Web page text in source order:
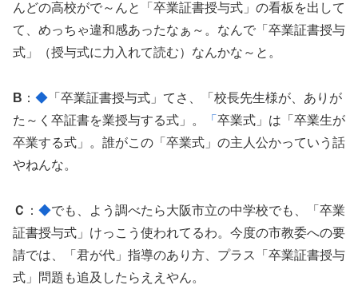
んどの高校がで～んと「卒業証書授与式」の看板を出して
て、めっちゃ違和感あったなぁ～。なんで「卒業証書授与
式」（授与式に力入れて読む）なんかな～と。
B ： ◆ 「卒業証書授与式」てさ、「校長先生様が、ありが
た～く卒証書を業授与する式」。
「 卒業式」は「卒業生が
卒業する式」。誰がこの「卒業式」の主人公かっていう話
やねんな。
Ｃ ： ◆でも、よう調べたら大阪市立の中学校でも、「卒業
証書授与式」けっこう使われてるわ。今度の市教委への要
請では、「君が代」指導のあり方、プラス「卒業証書授与
式」問題も追及したらええやん。